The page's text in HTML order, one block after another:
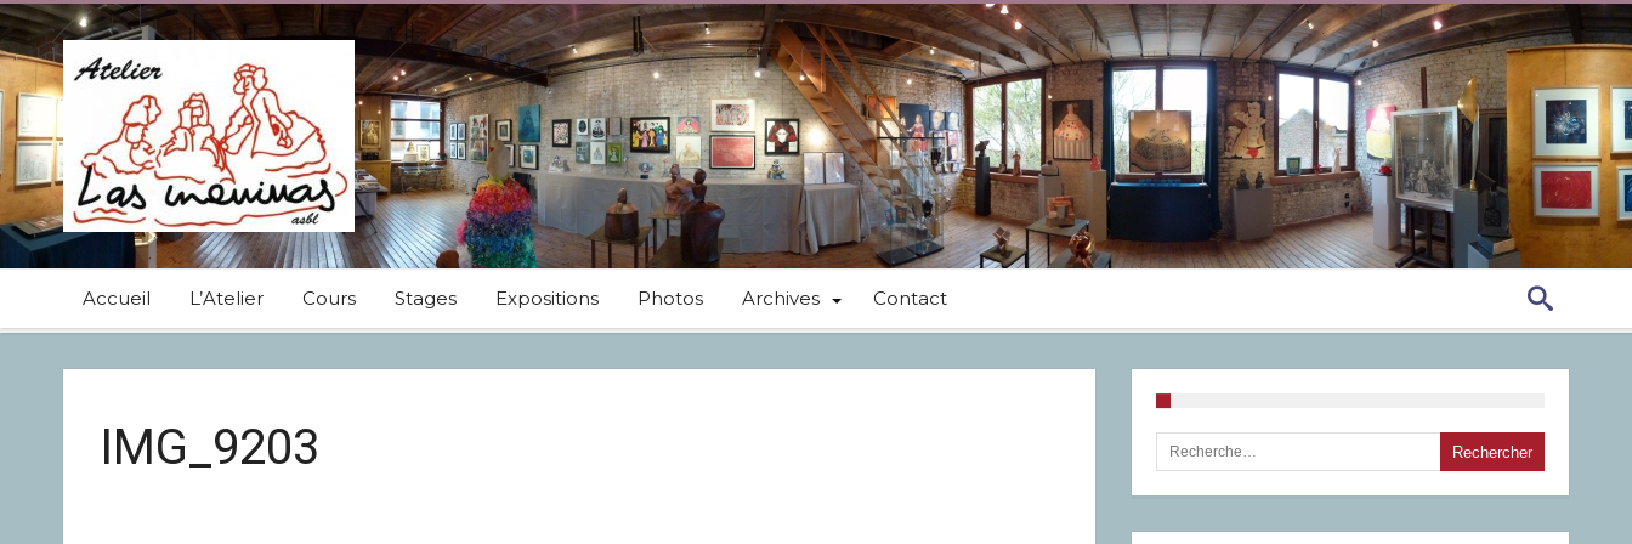
Accueil L’Atelier Cours Stages Expositions Photos Archives Contact
IMG_9203 Rechercher :